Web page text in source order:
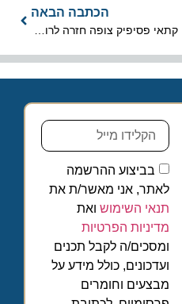
הכתבה הבאה
קתאי פסיפיק צופה חזרה לרווחיות השנה
בביצוע ההרשמה
לאתר, אני מאשר/ת את
תנאי השימושואת
מדיניות הפרטיות
ומסכים/ה לקבל תכנים
ועדכונים, כולל מידע על
מבצעים וחומרים